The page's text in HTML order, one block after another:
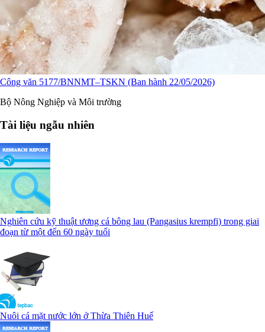
Công văn 5177/BNNMT–TSKN (Ban hành 22/05/2026)
Bộ Nông Nghiệp và Môi trường
Tài liệu ngẫu nhiên
Nghiên cứu kỹ thuật ương cá bông lau (Pangasius krempfi) trong giai
đoạn từ một đến 60 ngày tuổi
Nuôi cá mặt nước lớn ở Thừa Thiên Huế